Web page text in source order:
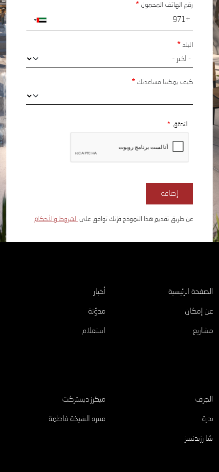
رقم الهاتف المحمول
البلد
كيف يمكننا مساعدتك
التحقق
عن طريق تقديم هذا النموذج فإنك توافق على الشروط والأحكام
الصفحة الرئيسية
عن إمكان
مشاريع
أخبار
مدوّنة
استعلام
الجرف
ندرة
شا رزيدنسز
ميكرز ديستركت
منتزه الشيخة فاطمة